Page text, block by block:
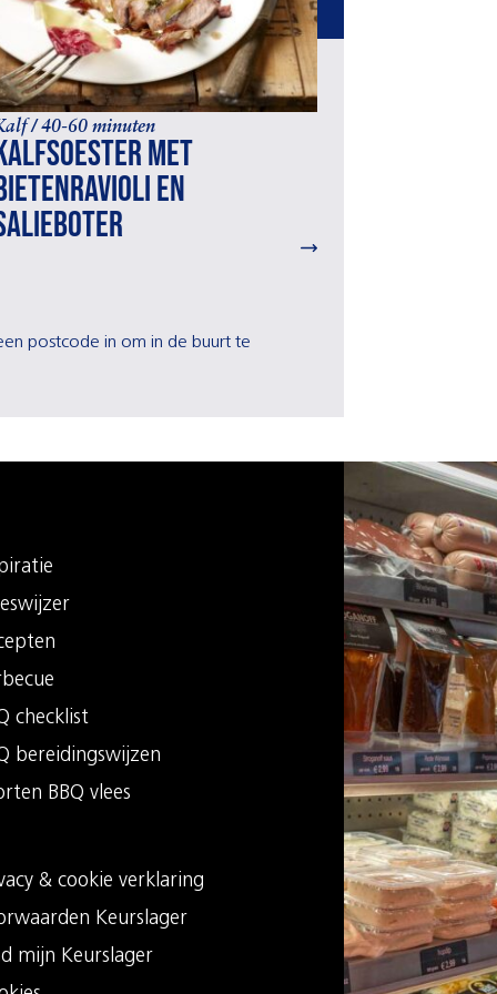
/ 40-60 minuten
met
en
postcode in om in de buurt te
checklist
bereidingswijzen
BBQ vlees
& cookie verklaring
Keurslager
mijn Keurslager